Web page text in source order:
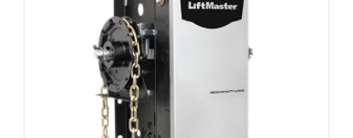
pueden
elegir
en
la
página
de
producto